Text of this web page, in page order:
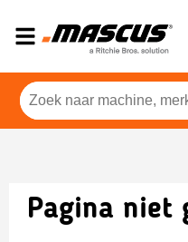
Pagina niet